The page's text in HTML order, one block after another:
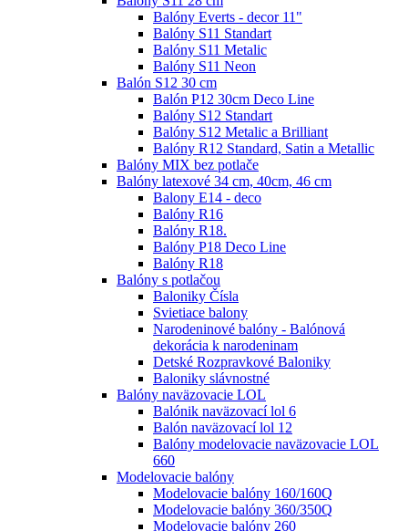
Balóny Everts - decor 11"
Balóny S11 Standart
Balóny S11 Metalic
Balóny S11 Neon
Balón S12 30 cm
Balón P12 30cm Deco Line
Balóny S12 Standart
Balóny S12 Metalic a Brilliant
Balóny R12 Standard, Satin a Metallic
Balóny MIX bez potlače
Balóny latexové 34 cm, 40cm, 46 cm
Balony E14 - deco
Balóny R16
Balóny R18.
Balóny P18 Deco Line
Balóny R18
Balóny s potlačou
Baloniky Čísla
Svietiace balony
Narodeninové balóny - Balónová
dekorácia k narodeninam
Detské Rozpravkové Baloniky
Baloniky slávnostné
Balóny naväzovacie LOL
Balónik naväzovací lol 6
Balón naväzovací lol 12
Balóny modelovacie naväzovacie LOL
660
Modelovacie balóny
Modelovacie balóny 160/160Q
Modelovacie balóny 360/350Q
Modelovacie balóny 260